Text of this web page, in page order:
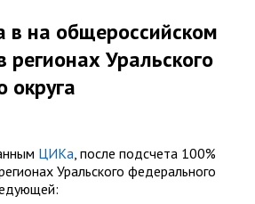
в на общероссийском
регионах Уральского
округа
ЦИКа , после подсчета 100%
Уральского федерального